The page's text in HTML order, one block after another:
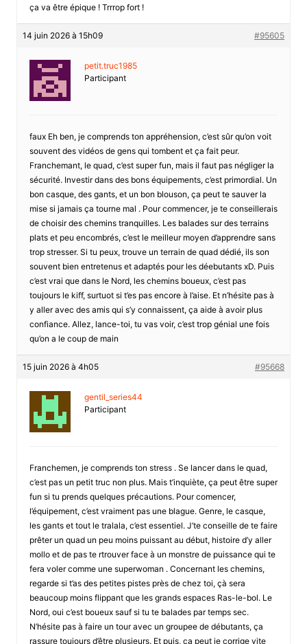
ça va être épique ! Trrrop fort !
14 juin 2026 à 15h09 #95605
petit.truc1985
Participant
faux Eh ben, je comprends ton appréhension, c’est sûr qu’on voit
souvent des vidéos de gens qui tombent et ça fait peur.
Franchemant, le quad, c’est super fun, mais il faut pas négliger la
sécurité. Investir dans des bons équipements, c’est primordial. Un
bon casque, des gants, et un bon blouson, ça peut te sauver la
mise si jamais ça tourne mal . Pour commencer, je te conseillerais
de choisir des chemins tranquilles. Les balades sur des terrains
plats et peu encombrés, c’est le meilleur moyen d’apprendre sans
trop stresser. Si tu peux, trouve un terrain de quad dédié, ils son
souvent bien entretenus et adaptés pour les déebutants xD. Puis
c’est vrai que dans le Nord, les chemins boueux, c’est pas
toujours le kiff, surtuot si t’es pas encore à l’aise. Et n’hésite pas à
y aller avec des amis qui s’y connaissent, ça aide à avoir plus
confiance. Allez, lance-toi, tu vas voir, c’est trop génial une fois
qu’on a le coup de main
15 juin 2026 à 4h05 #95668
gentil_series44
Participant
Franchemen, je comprends ton stress . Se lancer dans le quad,
c’est pas un petit truc non plus. Mais t’inquiète, ça peut être super
fun si tu prends quelques précautions. Pour comencer,
l’équipement, c’est vraiment pas une blague. Genre, le casque,
les gants et tout le tralala, c’est essentiel. J’te conseille de te faire
prêter un quad un peu moins puissant au début, histoire d’y aller
mollo et de pas te rtrouver face à un monstre de puissance qui te
fera voler comme une superwoman . Concernant les chemins,
regarde si t’as des petites pistes près de chez toi, çà sera
beaucoup moins flippant que les grands espaces Ras-le-bol. Le
Nord, oui c’est boueux sauf si tu te balades par temps sec.
N’hésite pas à faire un tour avec un groupee de débutants, ça
rassure toujours d’être plusieurs. Et puis, ça peut je corrige vite